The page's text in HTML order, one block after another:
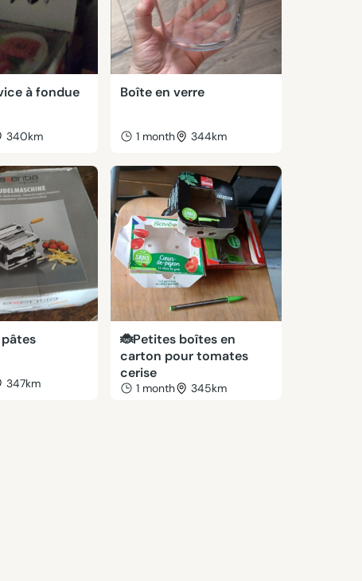
à fondue
340km
Boîte en verre
1 month 344km
347km
🐞Petites boîtes en
carton pour tomates
cerise
1 month 345km